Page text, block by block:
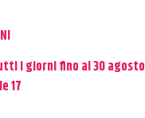
i giorni fino al 30 agosto
17